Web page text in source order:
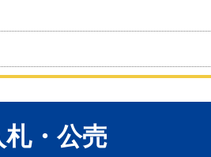
札・公売